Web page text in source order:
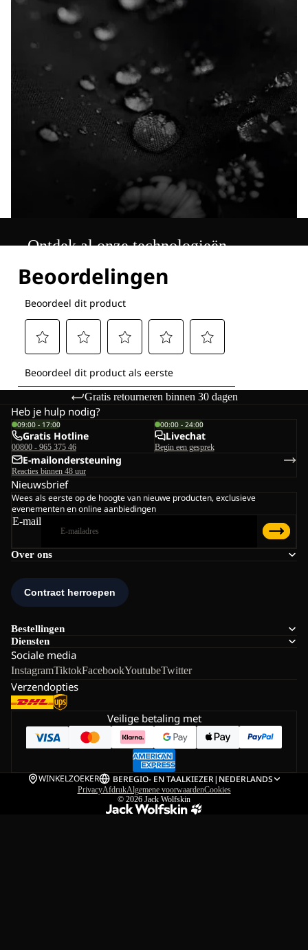
Ontdek al onze technologieën
Gratis retourneren binnen 30 dagen
Over ons
Bestellingen
Diensten
Sociale media
InstagramTiktokFacebookYoutubeTwitter
Verzendopties
Heb je hulp nodig?
09:00 - 17:00
Gratis Hotline
00800 - 965 375 46
00:00 - 24:00
Livechat
Begin een gesprek
E-mailondersteuning
Reacties binnen 48 uur
Nieuwsbrief
Wees als eerste op de hoogte van nieuwe producten, exclusieve
evenementen en online aanbiedingen
E-mail
Veilige betaling met
WINKELZOEKER BEREGIO- EN TAALKIEZER| NEDERLANDS
PrivacyAfdrukAlgemene voorwaardenCookies
© 2026 Jack Wolfskin